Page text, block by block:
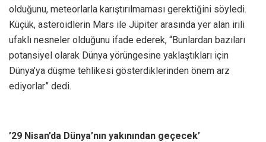
olduğunu, meteorlarla karıştırılmaması gerektiğini söyledi.
Küçük, asteroidlerin Mars ile Jüpiter arasında yer alan irili
ufaklı nesneler olduğunu ifade ederek, “Bunlardan bazıları
potansiyel olarak Dünya yörüngesine yaklaştıkları için
Dünya’ya düşme tehlikesi gösterdiklerinden önem arz
ediyorlar” dedi.
’29 Nisan’da Dünya’nın yakınından geçecek’